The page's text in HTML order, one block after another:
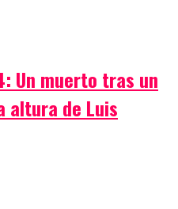
Un muerto tras un
altura de Luis